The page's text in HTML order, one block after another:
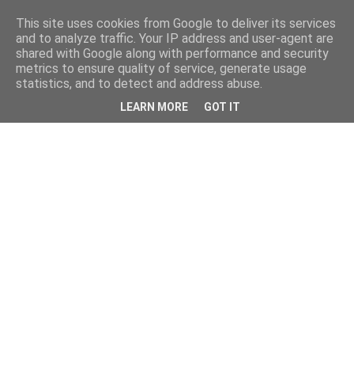
This site uses cookies from Google to deliver its services
and to analyze traffic. Your IP address and user-agent are
shared with Google along with performance and security
metrics to ensure quality of service, generate usage
statistics, and to detect and address abuse.
LEARN MORE GOT IT